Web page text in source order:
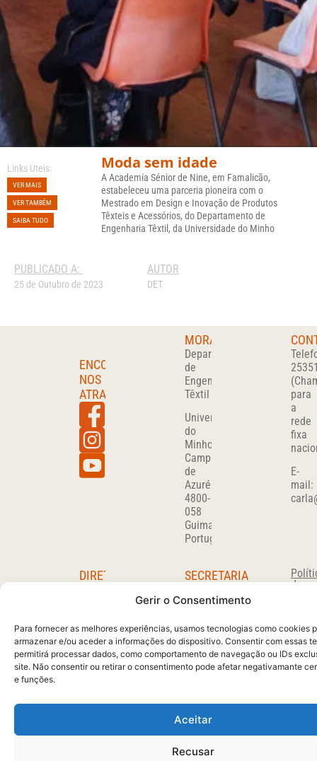
Gerir o Consentimento
Para fornecer as melhores experiências, usamos tecnologias como cookies
armazenar e/ou aceder a informações do dispositivo. Consentir com essas
permitirá processar dados, como comportamento de navegação ou IDs
site. Não consentir ou retirar o consentimento pode afetar negativamante
e funções.
Aceitar
Recusar
Links Uteis:
VER MAIS
VER TAMBÉM
SAIBA TUDO
Moda sem idade
A Academia Sénior de Nine, em Famalicão,
estabeleceu uma parceria pioneira com o
Mestrado em Design e Inovação de Produtos
Têxteis e Acessórios, do Departamento de
Engenharia Têxtil, da Universidade do Minho
PUBLICADO A:
25 de Outubro de 2023
AUTOR
DET
ENCONTRA-
NOS
ATRAVÉS
MORADA
Departamento
de
Engenharia
Têxtil
Universidade
do
Minho
Campus
de
Azurém
4800-
058
Guimarães
Portugal
para
a
rede
fixa
E-
mail:
de
DIRETOR
DEPARTAMENTO
Carvalho
migcar@det.uminho.pt
Tel:
+351 253510280
SECRETARIA
Sousa
José
Ferreira